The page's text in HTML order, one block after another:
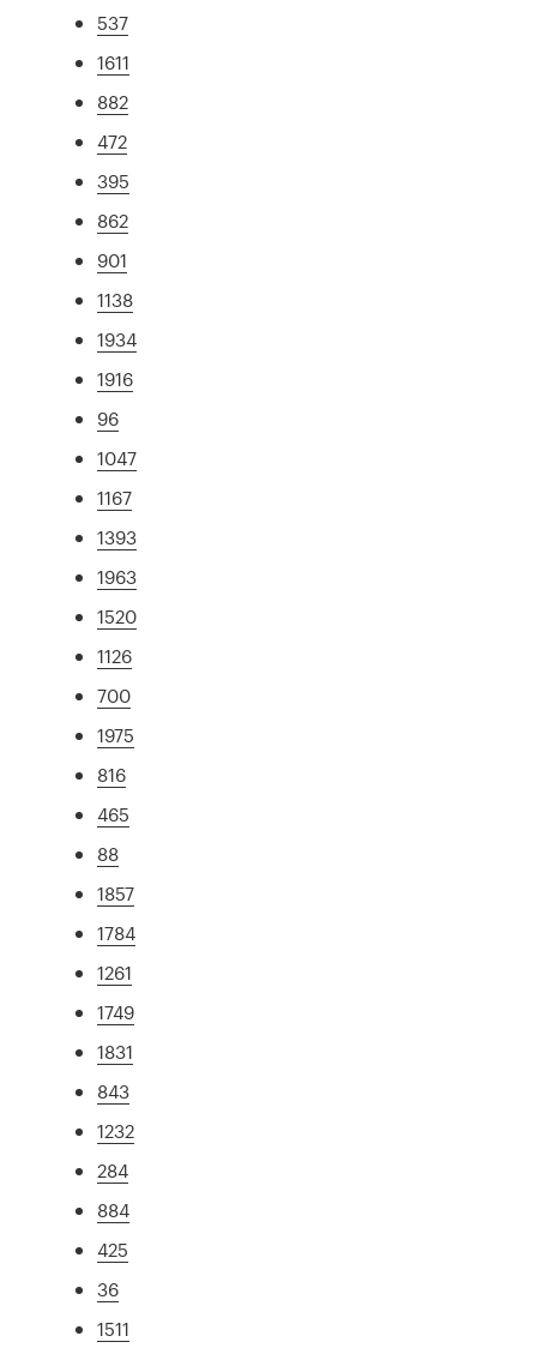
537
1611
882
472
395
862
901
1138
1934
1916
96
1047
1167
1393
1963
1520
1126
700
1975
816
465
88
1857
1784
1261
1749
1831
843
1232
284
884
425
36
1511